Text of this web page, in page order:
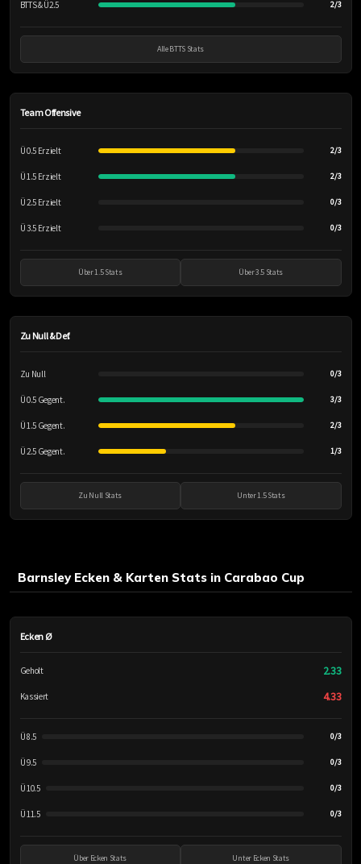
BTTS & Ü2.5 2/3
Alle BTTS Stats
Team Offensive
Ü 0.5 Erzielt 2/3
Ü 1.5 Erzielt 2/3
Ü 2.5 Erzielt 0/3
Ü 3.5 Erzielt 0/3
Über 1.5 Stats Über 3.5 Stats
Zu Null & Def.
Zu Null 0/3
Ü 0.5 Gegent. 3/3
Ü 1.5 Gegent. 2/3
Ü 2.5 Gegent. 1/3
Zu Null Stats Unter 1.5 Stats
Barnsley Ecken & Karten Stats in Carabao Cup
Ecken Ø
Geholt 2.33
Kassiert 4.33
Ü 8.5 0/3
Ü 9.5 0/3
Ü 10.5 0/3
Ü 11.5 0/3
Über Ecken Stats Unter Ecken Stats